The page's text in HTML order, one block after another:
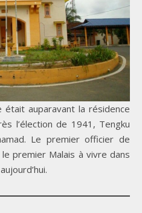
auparavant la résidence
l’élection de 1941, Tengku
Le premier officier de
premier Malais à vivre dans